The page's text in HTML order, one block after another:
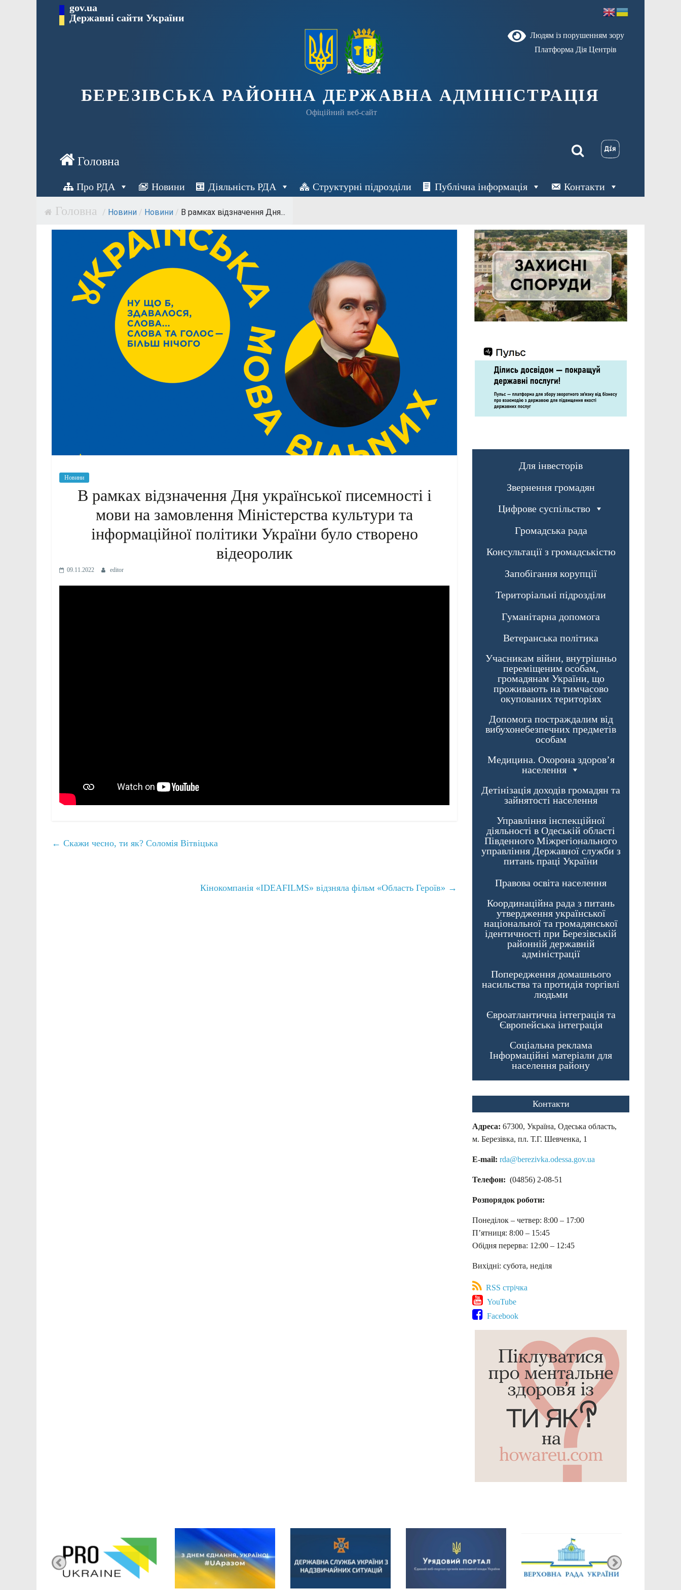
Перейти gov.ua
Державні сайти України
Людям із порушенням зору
Платформа Дія Центрів
БЕРЕЗІВСЬКА РАЙОННА ДЕРЖАВНА АДМІНІСТРАЦІЯ
Офіційний веб-сайт
Про РДА Новини Діяльність РДА Структурні підрозділи Публічна інформація Контакти
/ Новини / Новини / В рамках відзначення Дня...
Новини
В рамках відзначення Дня української писемності і
мови на замовлення Міністерства культури та
інформаційної політики України було створено
відеоролик
09.11.2022 editor
← Скажи чесно, ти як? Соломія Вітвіцька
Кінокомпанія «IDEAFILMS» відзняла фільм «Область Героїв» →
Для інвесторів
Звернення громадян
Цифрове суспільство
Громадська рада
Консультації з громадськістю
Запобігання корупції
Територіальні підрозділи
Гуманітарна допомога
Ветеранська політика
Учасникам війни, внутрішньо
переміщеним особам,
громадянам України, що
проживають на тимчасово
окупованих територіях
Допомога постраждалим від
вибухонебезпечних предметів
особам
Медицина. Охорона здоров’я
населення
Детінізація доходів громадян та
зайнятості населення
Управління інспекційної
діяльності в Одеській області
Південного Міжрегіонального
управління Державної служби з
питань праці України
Правова освіта населення
Координаційна рада з питань
утвердження української
національної та громадянської
ідентичності при Березівській
районній державній
адміністрації
Попередження домашнього
насильства та протидія торгівлі
людьми
Євроатлантична інтеграція та
Європейська інтеграція
Соціальна реклама
Інформаційні матеріали для
населення району
Контакти
Адреса: 67300, Україна, Одеська область,
м. Березівка, пл. Т.Г. Шевченка, 1
E-mail: rda@berezivka.odessa.gov.ua
Телефон: (04856) 2-08-51
Розпорядок роботи:
Понеділок – четвер: 8:00 – 17:00
П’ятниця: 8:00 – 15:45
Обідня перерва: 12:00 – 12:45
Вихідні: субота, неділя
RSS стрічка
YouTube
Facebook